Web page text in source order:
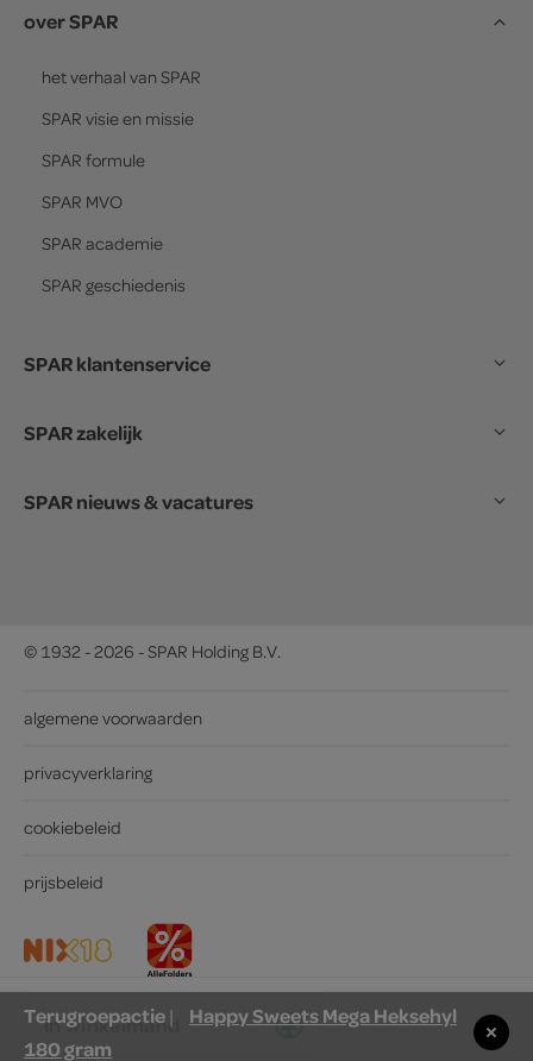
in winkelmand
over SPAR
het verhaal van SPAR
SPAR visie en missie
SPAR formule
SPAR MVO
SPAR academie
SPAR geschiedenis
SPAR klantenservice
SPAR zakelijk
SPAR nieuws & vacatures
© 1932 - 2026 - SPAR Holding B.V.
algemene voorwaarden
privacyverklaring
cookiebeleid
prijsbeleid
Terugroepactie|
Happy Sweets Mega Heksehyl
180 gram